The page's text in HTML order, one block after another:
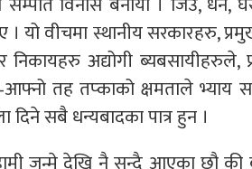
यो वीचमा स्थानीय सरकारहरु,
निकायहरु अद्योगी
तह तप्काको क्षमताले भ्याय
सबै धन्यबादका पात्र हुन ।